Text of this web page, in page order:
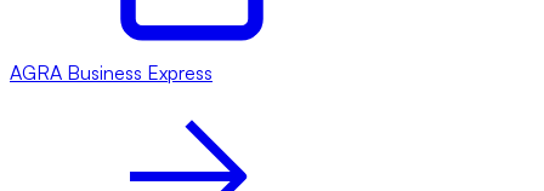
AGRA Business Express